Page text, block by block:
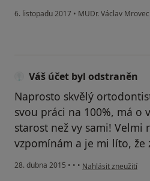
6. listopadu 2017 • MUDr. Václav Mrovec
Váš účet byl odstraněn
Naprosto skvělý
svou práci na 100%, má o
starost než vy sami! Velmi
vzpomínám a je mi líto, že
28. dubna 2015 • • • podle názoru
Nahlásit zneužití